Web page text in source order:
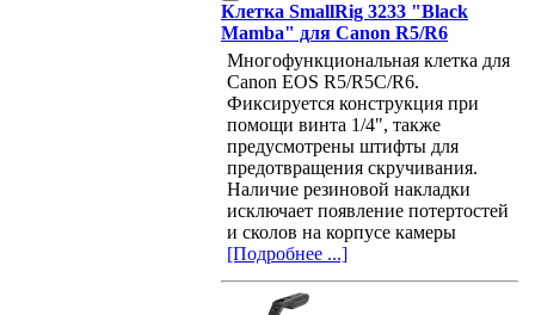
Клетка SmallRig 3233 "Black
Mamba" для Canon R5/R6
Многофункциональная клетка для
Canon EOS R5/R5C/R6.
Фиксируется конструкция при
помощи винта 1/4", также
предусмотрены штифты для
предотвращения скручивания.
Наличие резиновой накладки
исключает появление потертостей
и сколов на корпусе камеры
[Подробнее ...]